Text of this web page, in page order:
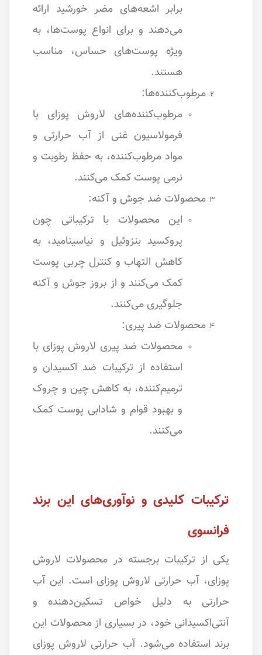
برابر اشعه‌های مضر خورشید ارائه
می‌دهند و برای انواع پوست‌ها، به
ویژه پوست‌های حساس، مناسب
هستند.
مرطوب‌کننده‌ها:
مرطوب‌کننده‌های لاروش پوزای با
فرمولاسیون غنی از آب حرارتی و
مواد مرطوب‌کننده، به حفظ رطوبت و
نرمی پوست کمک می‌کنند.
محصولات ضد جوش و آکنه:
این محصولات با ترکیباتی چون
پروکسید بنزوئیل و نیاسینامید، به
کاهش التهاب و کنترل چربی پوست
کمک می‌کنند و از بروز جوش و آکنه
جلوگیری می‌کنند.
محصولات ضد پیری:
محصولات ضد پیری لاروش پوزای با
استفاده از ترکیبات ضد اکسیدان و
ترمیم‌کننده، به کاهش چین و چروک
و بهبود قوام و شادابی پوست کمک
می‌کنند.
ترکیبات کلیدی و نوآوری‌های این برند
فرانسوی
یکی از ترکیبات برجسته در محصولات لاروش
پوزای، آب حرارتی لاروش پوزای است. این آب
حرارتی به دلیل خواص تسکین‌دهنده و
آنتی‌اکسیدانی خود، در بسیاری از محصولات این
برند استفاده می‌شود. آب حرارتی لاروش پوزای